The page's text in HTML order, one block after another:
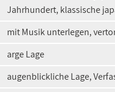
Jahrhundert, klassische
mit Musik unterlegen,
arge Lage
augenblickliche Lage,